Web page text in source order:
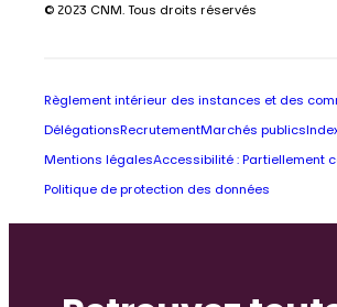
© 2023 CNM. Tous droits réservés
Règlement intérieur des instances et des
Délégations RecrutementMarchés publics
Mentions légalesAccessibilité : Partiellement
Politique de protection des données